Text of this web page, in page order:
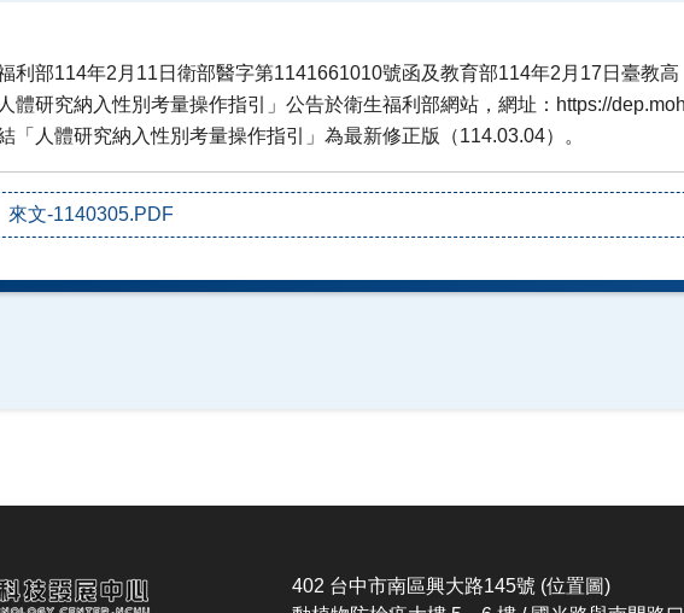
來文-1140305.PDF
402 台中市南區興大路145號 (位置圖)